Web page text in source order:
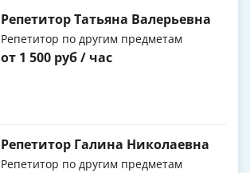
Репетитор Татьяна Валерьевна
Репетитор по другим предметам
от 1 500 руб / час
Репетитор Галина Николаевна
Репетитор по другим предметам